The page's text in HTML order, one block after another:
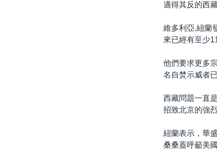
適得其反的西
維多利亞.紐蘭
來已經有至少
他們要求更多
名自焚示威者
西藏問題一直
招致北京的強烈
紐蘭表示，華
桑桑蓋呼籲美